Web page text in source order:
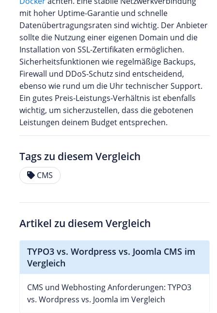
mit hoher Uptime-Garantie und schnelle
Datenübertragungsraten sind wichtig. Der Anbieter
sollte die Nutzung einer eigenen Domain und die
Installation von SSL-Zertifikaten ermöglichen.
Sicherheitsfunktionen wie regelmäßige Backups,
Firewall und DDoS-Schutz sind entscheidend,
ebenso wie rund um die Uhr technischer Support.
Ein gutes Preis-Leistungs-Verhältnis ist ebenfalls
wichtig, um sicherzustellen, dass die gebotenen
Leistungen deinem Budget entsprechen.
Tags zu diesem Vergleich
CMS
Artikel zu diesem Vergleich
TYPO3 vs. Wordpress vs. Joomla CMS im
Vergleich
CMS und Webhosting Anforderungen: TYPO3
vs. Wordpress vs. Joomla im Vergleich